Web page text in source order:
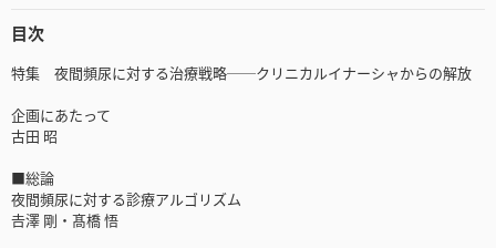
目次
特集 夜間頻尿に対する治療戦略──クリニカルイナーシャからの解放
企画にあたって
古田 昭
■総論
夜間頻尿に対する診療アルゴリズム
𠮷澤 剛・髙橋 悟